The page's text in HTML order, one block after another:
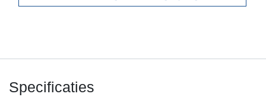
Specificaties